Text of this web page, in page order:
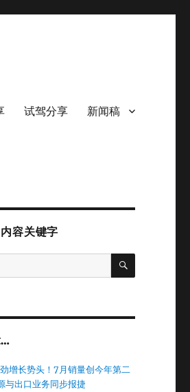
试驾分享 新闻稿
容关键字
SEARCH
…
增长势头！7月销量创今年第二
与出口业务同步报捷